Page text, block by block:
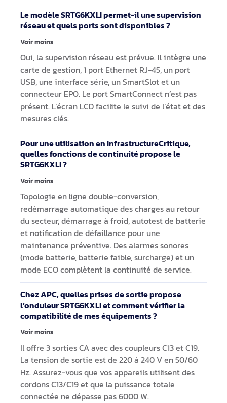
Le modèle SRTG6KXLI permet-il une supervision
réseau et quels ports sont disponibles ?
Voir moins
Oui, la supervision réseau est prévue. Il intègre une
carte de gestion, 1 port Ethernet RJ-45, un port
USB, une interface série, un SmartSlot et un
connecteur EPO. Le port SmartConnect n’est pas
présent. L’écran LCD facilite le suivi de l’état et des
mesures clés.
Pour une utilisation en InfrastructureCritique,
quelles fonctions de continuité propose le
SRTG6KXLI ?
Voir moins
Topologie en ligne double-conversion,
redémarrage automatique des charges au retour
du secteur, démarrage à froid, autotest de batterie
et notification de défaillance pour une
maintenance préventive. Des alarmes sonores
(mode batterie, batterie faible, surcharge) et un
mode ECO complètent la continuité de service.
Chez APC, quelles prises de sortie propose
l’onduleur SRTG6KXLI et comment vérifier la
compatibilité de mes équipements ?
Voir moins
Il offre 3 sorties CA avec des coupleurs C13 et C19.
La tension de sortie est de 220 à 240 V en 50/60
Hz. Assurez-vous que vos appareils utilisent des
cordons C13/C19 et que la puissance totale
connectée ne dépasse pas 6000 W.